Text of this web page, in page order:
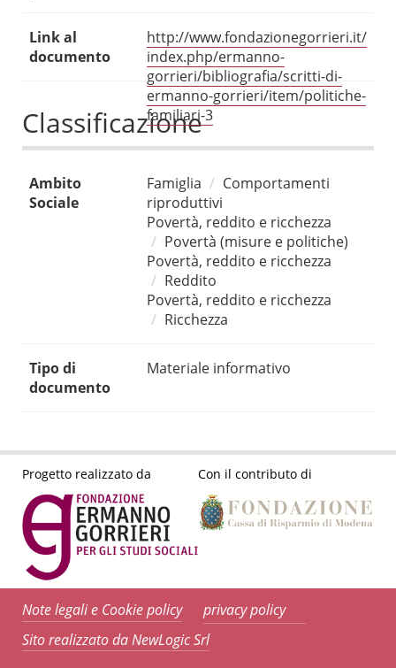
Link al
documento
http://www.fondazionegorrieri.it/
index.php/ermanno-
gorrieri/bibliografia/scritti-di-
ermanno-gorrieri/item/politiche-
familiari-3
Classificazione
Ambito
Sociale
Famiglia
Comportamenti
riproduttivi
Povertà, reddito e ricchezza
Povertà (misure e politiche)
Povertà, reddito e ricchezza
Reddito
Povertà, reddito e ricchezza
Ricchezza
Tipo di
documento
Materiale informativo
Progetto realizzato da Con il contributo di
Note legali e Cookie policy
privacy policy
Sito realizzato da NewLogic Srl